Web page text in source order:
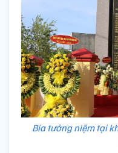
Bia tưởng niệm tại